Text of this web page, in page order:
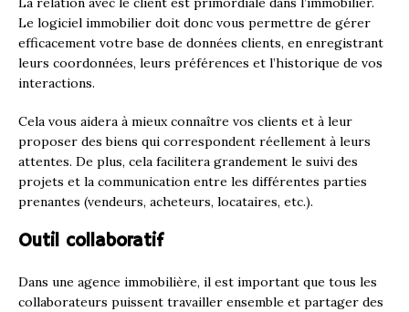
Le logiciel immobilier doit donc vous permettre de gérer
efficacement votre base de données clients, en enregistrant
leurs coordonnées, leurs préférences et l’historique de vos
interactions.
Cela vous aidera à mieux connaître vos clients et à leur
proposer des biens qui correspondent réellement à leurs
attentes. De plus, cela facilitera grandement le suivi des
projets et la communication entre les différentes parties
prenantes (vendeurs, acheteurs, locataires, etc.).
Outil collaboratif
Dans une agence immobilière, il est important que tous les
collaborateurs puissent travailler ensemble et partager des